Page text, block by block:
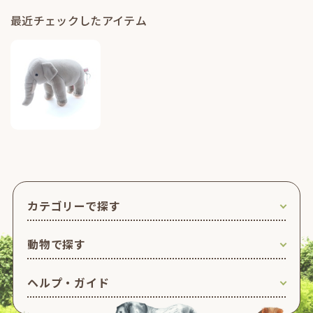
最近チェックしたアイテム
カテゴリーで探す
動物で探す
ヘルプ・ガイド